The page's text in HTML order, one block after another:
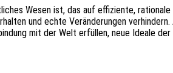
Wesen ist, das auf effi­zi­en­te,
und echte Verän­de­run­gen
mit der Welt erfül­len, neue Ideale